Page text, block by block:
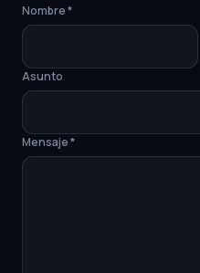
Nombre *
Asunto
Mensaje *